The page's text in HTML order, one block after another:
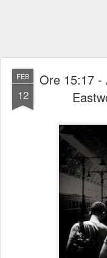
FEB
12
Ore 15:17 -